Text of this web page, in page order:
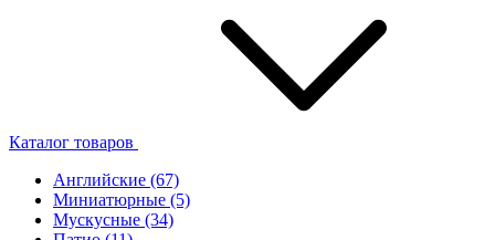
Каталог товаров
Английские (67)
Миниатюрные (5)
Мускусные (34)